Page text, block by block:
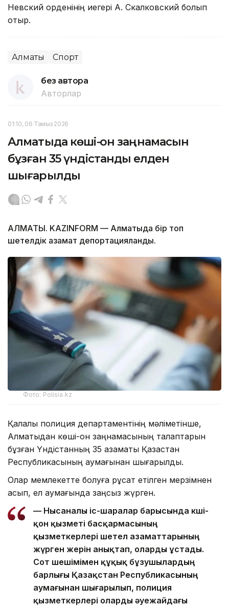
Невский орденінің иегері А. Скалковский болып
отыр.
Алматы Спорт
без автора
Авторлар
01:10, 06 Тамыз 2026
Алматыда көші-қон заңнамасын
бұзған 35 үндістандық елден
шығарылды
АЛМАТЫ. KAZINFORM — Алматыда бір топ
шетелдік азамат депортацияланды.
Фото: Polisia.kz
Қалалық полиция департаментінің мәліметінше,
Алматыдан көші-қон заңнамасының талаптарын
бұзған Үндістанның 35 азаматы Қазақстан
Республикасының аумағынан шығарылды.
Олар мемлекетте болуға рұқсат етілген мерзімнен
асып, ел аумағында заңсыз жүрген.
— Нысаналы іс-шаралар барысында көші-
қон қызметі басқармасының
қызметкерлері шетел азаматтарының
жүрген жерін анықтап, оларды ұстады.
Сот шешімімен құқық бұзушылардың
барлығы Қазақстан Республикасының
аумағынан шығарылып, полиция
қызметкерлері оларды әуежайдағы